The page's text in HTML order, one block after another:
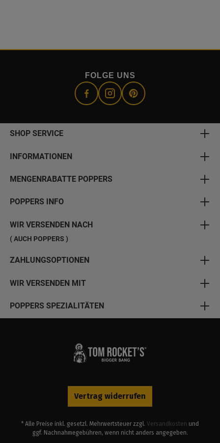
FOLGE UNS
SHOP SERVICE
INFORMATIONEN
MENGENRABATTE POPPERS
POPPERS INFO
WIR VERSENDEN NACH
( AUCH POPPERS )
ZAHLUNGSOPTIONEN
WIR VERSENDEN MIT
POPPERS SPEZIALITÄTEN
Vertrag widerrufen
* Alle Preise inkl. gesetzl. Mehrwertsteuer zzgl. Versandkosten und
ggf. Nachnahmegebühren, wenn nicht anders angegeben.